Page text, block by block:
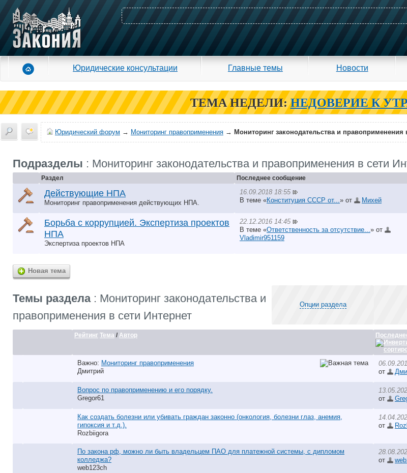
Юридические консультации Главные темы Новости
ТЕМА НЕДЕЛИ: НЕДОВЕРИЕ К
Юридический форум → Мониторинг правоприменения → Мониторинг законодательства и правоприменения
Подразделы : Мониторинг законодательства и правоприменения в сети
Раздел Последнее сообщение
Действующие НПА
Мониторинг правоприменения действующих НПА.
16.09.2018 18:55
В теме «Конституция СССР от... » от Михей
Борьба с коррупцией. Экспертиза проектов
НПА
Экспертиза проектов НПА
22.12.2016 14:45
В теме «Ответственность за отсутствие... » от
Vladimir951159
Новая тема
Темы раздела: Мониторинг законодательства и
правоприменения в сети Интернет
Опции раздела
Рейтинг Тема / Автор
Важно: Мониторинг правоприменения
Дмитрий
от
Вопрос по правоприменению и его порядку.
Gregor61
от
Как создать болезни или убивать граждан законно (онкология, болезни глаз, анемия,
гипоксия и т.д.).
Rozbiigora
от
По закона рф, можно ли быть владельцем ПАО для платежной системы, с дипломом
колледжа?
web123ch
от